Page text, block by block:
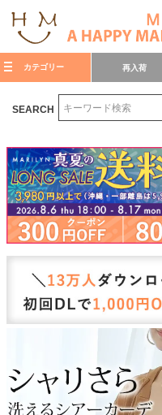
カテゴリー 再入荷
SEARCH